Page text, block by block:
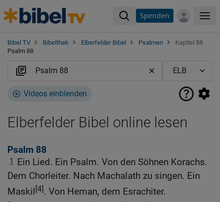
Spenden
Bibel TV Bibelthek Elberfelder Bibel Psalmen
Kapitel 88
Psalm 88
Videos einblenden
Elberfelder Bibel online lesen
Psalm 88
1
Ein Lied. Ein Psalm. Von den Söhnen Korachs.
Dem Chorleiter. Nach Machalath zu singen. Ein
Maskil [4]. Von Heman, dem Esrachiter.